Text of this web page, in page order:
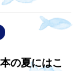
の夏にはこ